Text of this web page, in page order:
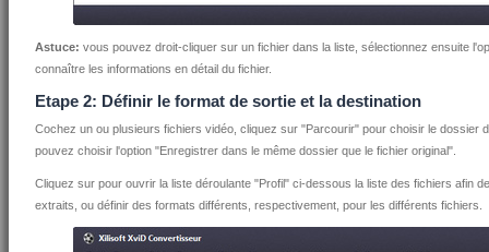
Astuce: vous pouvez droit-cliquer sur un fichier dans la liste, sélectionnez ensuite
connaître les informations en détail du fichier.
Etape 2: Définir le format de sortie et la destination
Cochez un ou plusieurs fichiers vidéo, cliquez sur "Parcourir" pour choisir le dossier
pouvez choisir l'option "Enregistrer dans le même dossier que le fichier original".
Cliquez sur pour ouvrir la liste déroulante "Profil" ci-dessous la liste des fichiers afin
extraits, ou définir des formats différents, respectivement, pour les différents fichiers.